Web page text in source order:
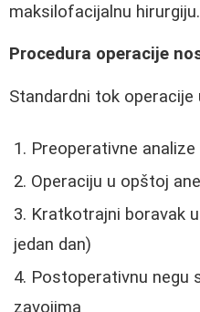
maksilofacijalnu hirurgiju.
Procedura operacije
Standardni tok operacije
Preoperativne analize
Operaciju u opštoj
Kratkotrajni boravak
jedan dan)
Postoperativnu negu
zavojima